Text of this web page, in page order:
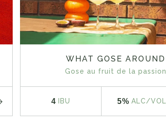
WHAT GOSE AROUND
Gose au fruit de la passion
4 IBU 5% ALC/VOL